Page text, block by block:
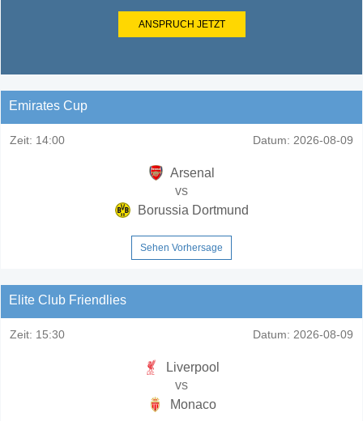
ANSPRUCH JETZT
Emirates Cup
Zeit: 14:00 Datum: 2026-08-09
Arsenal
vs
Borussia Dortmund
Sehen Vorhersage
Elite Club Friendlies
Zeit: 15:30 Datum: 2026-08-09
Liverpool
vs
Monaco